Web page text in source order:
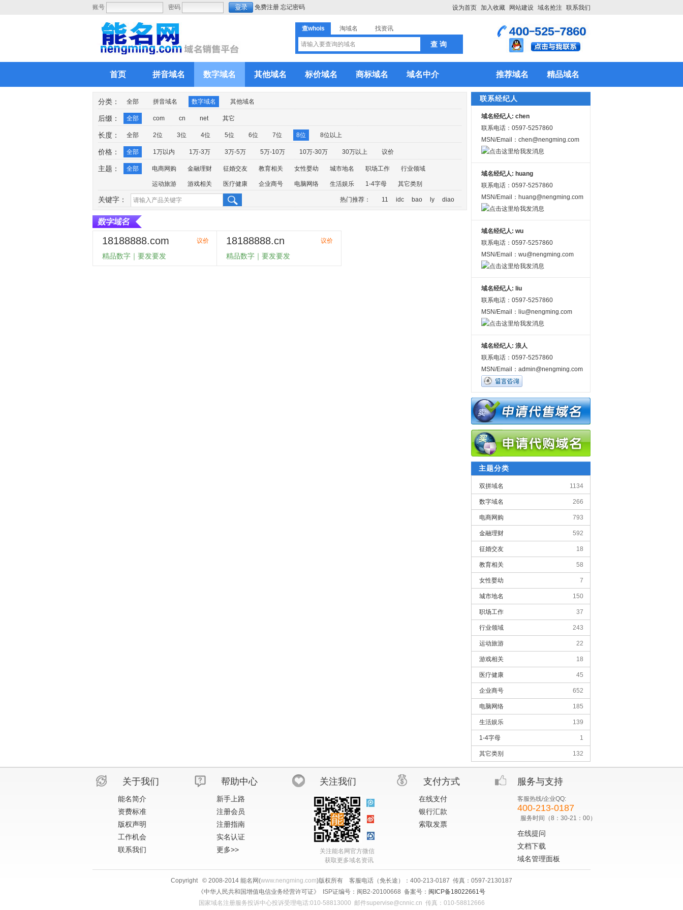
账号 密码 免费注册 忘记密码 设为首页 加入收藏 网站建设 域名抢注 联系我们
查whois 淘域名 找资讯
首页 拼音域名 数字域名 其他域名 标价域名 商标域名 域名中介 推荐域名 精品域名
分类： 全部 拼音域名 数字域名 其他域名
后缀： 全部 com cn net 其它
长度： 全部 2位 3位 4位 5位 6位 7位 8位 8位以上
价格： 全部 1万以内 1万-3万 3万-5万 5万-10万 10万-30万 30万以上 议价
主题： 全部 电商网购 金融理财 征婚交友 教育相关 女性婴幼 城市地名 职场工作 行业领域
运动旅游 游戏相关 医疗健康 企业商号 电脑网络 生活娱乐 1-4字母 其它类别
关键字： 热门推荐： 11 idc bao ly diao
议价
18188888.com
精品数字｜要发要发
议价
18188888.cn
精品数字｜要发要发
联系经纪人
域名经纪人: chen
联系电话：0597-5257860
MSN/Email：chen@nengming.com
域名经纪人: huang
联系电话：0597-5257860
MSN/Email：huang@nengming.com
域名经纪人: wu
联系电话：0597-5257860
MSN/Email：wu@nengming.com
域名经纪人: liu
联系电话：0597-5257860
MSN/Email：liu@nengming.com
域名经纪人: 浪人
联系电话：0597-5257860
MSN/Email：admin@nengming.com
主题分类
1134
双拼域名
266
数字域名
793
电商网购
592
金融理财
18
征婚交友
58
教育相关
7
女性婴幼
150
城市地名
37
职场工作
243
行业领域
22
运动旅游
18
游戏相关
45
医疗健康
652
企业商号
185
电脑网络
139
生活娱乐
1
1-4字母
132
其它类别
关于我们
能名简介
资费标准
版权声明
工作机会
联系我们
帮助中心
新手上路
注册会员
注册指南
实名认证
更多>>
关注我们
关注能名网官方微信
获取更多域名资讯
支付方式
在线支付
银行汇款
索取发票
服务与支持
客服热线/企业QQ:
400-213-0187
服务时间（8：30-21：00）
在线提问
文档下载
域名管理面板
Copyright © 2008-2014 能名网(www.nengming.com)版权所有 客服电话（免长途）：400-213-0187 传真：0597-2130187
《中华人民共和国增值电信业务经营许可证》 ISP证编号：闽B2-20100668 备案号： 闽ICP备18022661号
国家域名注册服务投诉中心投诉受理电话:010-58813000 邮件supervise@cnnic.cn 传真：010-58812666